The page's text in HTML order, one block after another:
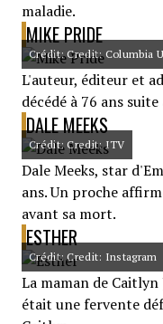
maladie.
MIKE PRIDE
Crédit: Credit: Columbia
L'auteur, éditeur et
décédé à 76 ans
DALE MEEKS
Crédit: Credit: ITV
Dale Meeks, star
ans. Un proche
avant sa mort.
ESTHER
Crédit: Credit: Instagram
La maman de Caitlyn
était une fervente